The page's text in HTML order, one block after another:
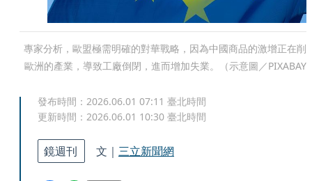
專家分析，歐盟極需明確的對華戰略，因為中國商品的激增正在削
歐洲的產業，導致工廠倒閉，進而增加失業。（示意圖／PIXABAY
發布時間： 2026.06.01 07:11 臺北時間
更新時間： 2026.06.01 10:30 臺北時間
鏡週刊 文｜ 三立新聞網